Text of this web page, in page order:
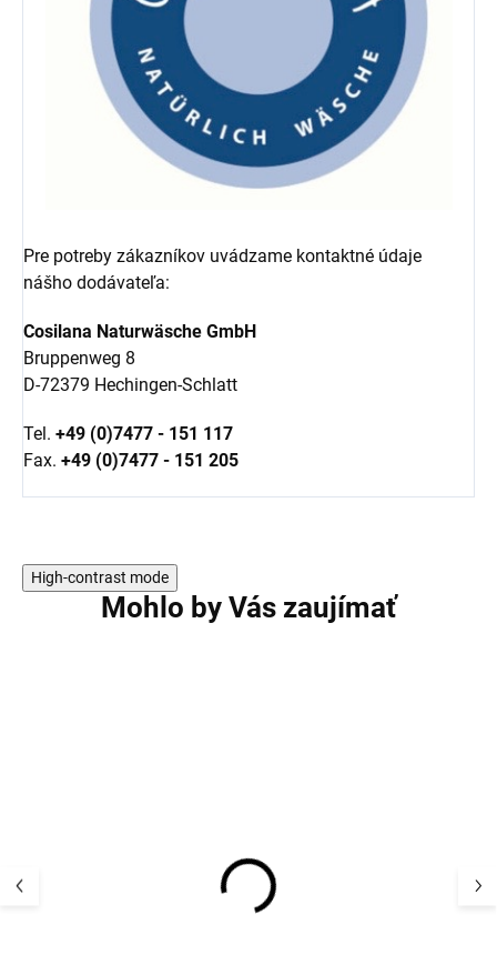
Pre potreby zákazníkov uvádzame kontaktné údaje
nášho dodávateľa:
Cosilana Naturwäsche GmbH
Bruppenweg 8
D-72379 Hechingen-Schlatt
Tel. +49 (0)7477 - 151 117
Fax. +49 (0)7477 - 151 205
High-contrast mode
Mohlo by Vás zaujímať